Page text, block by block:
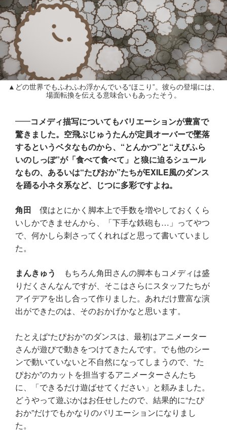
▲どの世界でもふわふわ浮かんでいる“ほこり”。彼らの登場には、
場面転換を伝える意味合いもあったそう。
コメディ描写についてもバリエーションが豊富で
驚きました。空飛ぶじゅうたんが定員オーバーで墜落
するというベタなものから、“とんかつ”と“えびふら
いのしっぽ”が「食べて食べて」と狼に迫るシュール
なもの、あるいは“たぴおか”たちがEXILE風のダンス
を踊る小ネタ系など、じつに多彩ですよね。
角田 僕はとにかく脚本上で手数を増やしておくくら
いしかできませんから、「下手な鉄砲も…」ってやつ
で、何かしら刺さってくれればと思って書いていまし
た。
まんきゅう
もちろん角田さんの脚本もコメディは盛
りだくさんなんですが、そこはさらにスタッフたちが
アイデアを出し合って作りました。あれだけ豊富な演
出ができたのは、そのおかげかなと思います。
たとえば“たぴおか”のダンスは、最初はアニメーター
さんが遊びで動きをつけてきたんです。でも他のシー
ンで動いていないと不自然になってしまうので、“た
ぴおか”のカットを担当するアニメーターさんたち
に、「できるだけ遊ばせてください」と頼みました。
どうやって遊ぶかはお任せしたので、結果的に“たぴ
おか”だけでもかなりのバリエーションになりまし
た。